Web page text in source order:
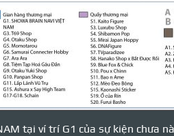
tại ví trí G1 của sự kiện chưa